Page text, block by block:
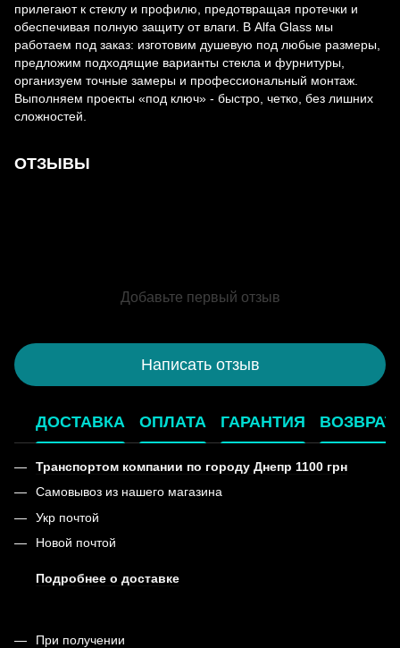
прилегают к стеклу и профилю, предотвращая протечки и
обеспечивая полную защиту от влаги. В Alfa Glass мы
работаем под заказ: изготовим душевую под любые размеры,
предложим подходящие варианты стекла и фурнитуры,
организуем точные замеры и профессиональный монтаж.
Выполняем проекты «под ключ» - быстро, четко, без лишних
сложностей.
ОТЗЫВЫ
Добавьте первый отзыв
Написать отзыв
ДОСТАВКА ОПЛАТА ГАРАНТИЯ ВОЗВРАТ
Транспортом компании по городу Днепр 1100 грн
Самовывоз из нашего магазина
Укр почтой
Новой почтой
Подробнее о доставке
При получении